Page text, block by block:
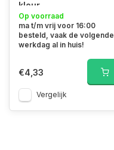
kleur
Op voorraad
ma t/m vrij voor 16:00
besteld, vaak de volgende
werkdag al in huis!
€4,33
Vergelijk